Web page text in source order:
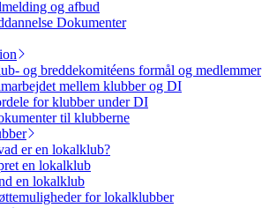
og afbud
Dokumenter
og breddekomitéens formål og medlemmer
mellem klubber og DI
for klubber under DI
til klubberne
er en lokalklub?
en lokalklub
en lokalklub
for lokalklubber